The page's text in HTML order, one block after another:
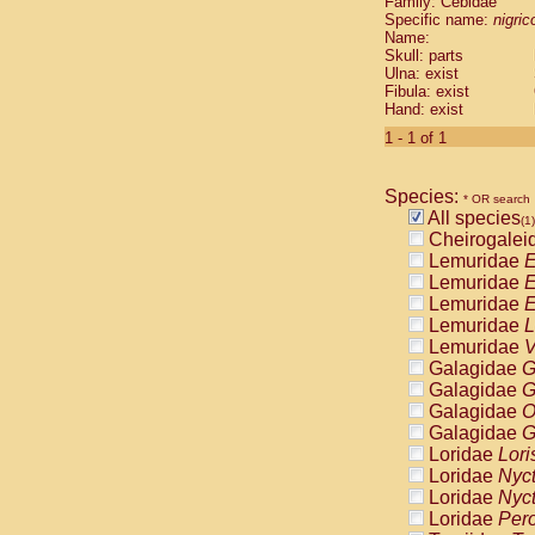
Cebidae
Cebidae
Cebidae
Cebidae
Cebidae
Cebidae
Cebidae
Cebidae
Cebidae
Cebidae
Cebidae
Cebidae
Atelidae
Atelidae
Atelidae
Atelidae
Atelidae
Atelidae
Atelidae
Atelidae
Atelidae
Atelidae
Pitheciidae
Specific name:
Name:
Skull: parts
Ulna: exist
Fibula: exist
Hand: exist
1 - 1 of 1
Species: * OR search
All species(1)
Lemuridae
Lemuridae
Lemuridae
Lemuridae
Lemuridae
Galagidae
Galagidae
Galagidae
Galagidae
Loridae
Loridae
Loridae
Loridae